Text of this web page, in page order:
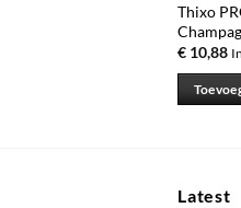
Thixo
€10,88
Latest